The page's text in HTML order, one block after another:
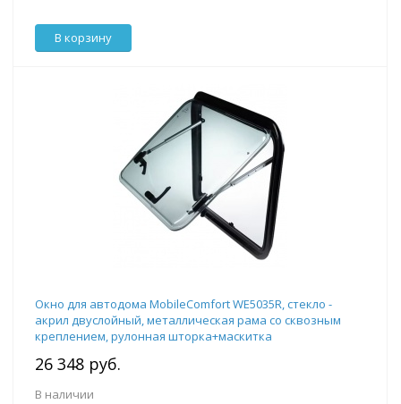
В корзину
Окно для автодома MobileComfort WE5035R, стекло -
акрил двуслойный, металлическая рама со сквозным
креплением, рулонная шторка+маскитка
26 348 руб.
В наличии